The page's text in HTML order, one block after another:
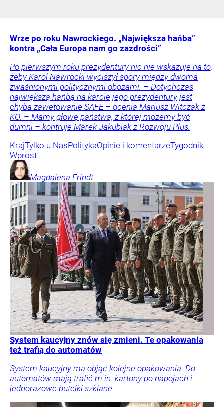
Wrze po roku Nawrockiego. „Największa hańba”
kontra „Cała Europa nam go zazdrości”
Po pierwszym roku prezydentury nic nie wskazuje na to,
żeby Karol Nawrocki wyciszył spory między dwoma
zwaśnionymi politycznymi obozami. – Dotychczas
największą hańbą na karcie jego prezydentury jest
chyba zawetowanie SAFE – ocenia Mariusz Witczak z
KO. – Mamy głowę państwa, z której możemy być
dumni – kontruje Marek Jakubiak z Rozwoju Plus.
KrajTylko u NasPolitykaOpinie i komentarzeTygodnik
Wprost
Magdalena Frindt
System kaucyjny znów się zmieni. Te opakowania
też trafią do automatów
System kaucyjny ma objąć kolejne opakowania. Do
automatów mają trafić m.in. kartony po napojach i
jednorazowe butelki szklane.